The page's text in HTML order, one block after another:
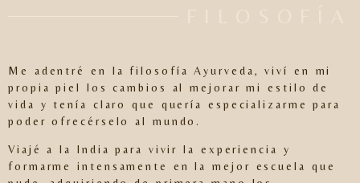
Me adentré en lafilosofía Ayurveda, viví en mi
propia piel los cambios al mejorar mi estilo de
vida y tenía claro que quería especializarme para
poder ofrecérselo al mundo.
Viajé a la India para vivir la experiencia y
formarme intensamente en la mejor escuela que